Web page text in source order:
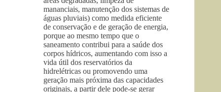
mananciais, manutenção dos sistemas de
águas pluviais) como medida eficiente
de conservação e de geração de energia,
porque ao mesmo tempo que o
saneamento contribui para a saúde dos
corpos hídricos, aumentando com isso a
vida útil dos reservatórios da
hidrelétricas ou promovendo uma
geração mais próxima das capacidades
originais, a partir dele pode-se gerar